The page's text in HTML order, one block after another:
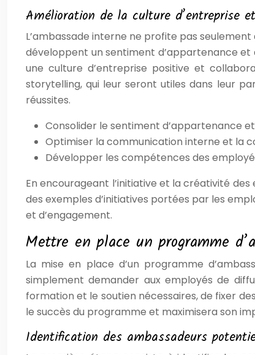
Amélioration de la culture d’entreprise
L’ambassade interne ne profite pas
développent un sentiment d’appartenance et
une culture d’entreprise positive et
storytelling, qui leur seront utiles dans leur
réussites.
Consolider le sentiment d’appartenance
Optimiser la communication interne et la
Développer les compétences des
En encourageant l’initiative et la créativité
des exemples d’initiatives portées par les
et d’engagement.
Mettre en place un programme
La mise en place d’un programme
simplement demander aux employés de
formation et le soutien nécessaires, de fixer
le succès du programme et maximisera son
Identification des ambassadeurs